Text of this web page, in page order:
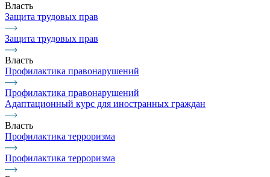
Власть
Защита трудовых прав
Защита трудовых прав
Власть
Профилактика правонарушений
Профилактика правонарушений
Адаптационный курс для иностранных граждан
Власть
Профилактика терроризма
Профилактика терроризма